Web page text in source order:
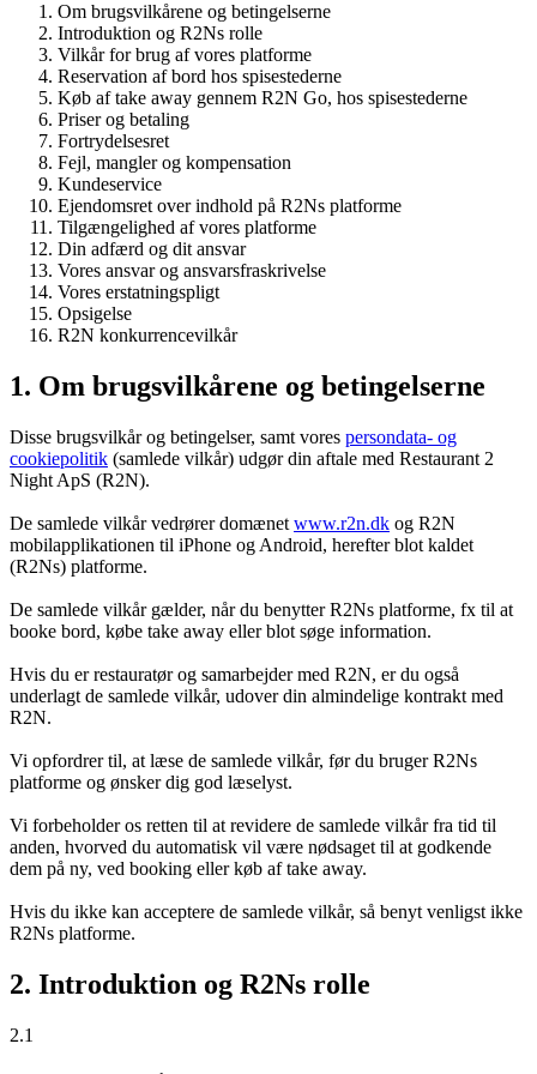
Om brugsvilkårene og betingelserne
Introduktion og R2Ns rolle
Vilkår for brug af vores platforme
Reservation af bord hos spisestederne
Køb af take away gennem R2N Go, hos spisestederne
Priser og betaling
Fortrydelsesret
Fejl, mangler og kompensation
Kundeservice
Ejendomsret over indhold på R2Ns platforme
Tilgængelighed af vores platforme
Din adfærd og dit ansvar
Vores ansvar og ansvarsfraskrivelse
Vores erstatningspligt
Opsigelse
R2N konkurrencevilkår
1. Om brugsvilkårene og betingelserne
Disse brugsvilkår og betingelser, samt vores persondata- og
cookiepolitik (samlede vilkår) udgør din aftale med Restaurant 2
Night ApS (R2N).
De samlede vilkår vedrører domænet www.r2n.dk og R2N
mobilapplikationen til iPhone og Android, herefter blot kaldet
(R2Ns) platforme.
De samlede vilkår gælder, når du benytter R2Ns platforme, fx til at
booke bord, købe take away eller blot søge information.
Hvis du er restauratør og samarbejder med R2N, er du også
underlagt de samlede vilkår, udover din almindelige kontrakt med
R2N.
Vi opfordrer til, at læse de samlede vilkår, før du bruger R2Ns
platforme og ønsker dig god læselyst.
Vi forbeholder os retten til at revidere de samlede vilkår fra tid til
anden, hvorved du automatisk vil være nødsaget til at godkende
dem på ny, ved booking eller køb af take away.
Hvis du ikke kan acceptere de samlede vilkår, så benyt venligst ikke
R2Ns platforme.
2. Introduktion og R2Ns rolle
2.1